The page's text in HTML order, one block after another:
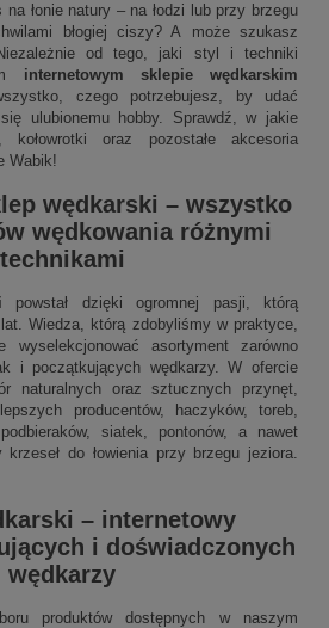
łonie natury – na łodzi lub przy brzegu
błogiej ciszy? A może szukasz
od tego, jaki styl i techniki
internetowym sklepie wędkarskim
czego potrzebujesz, by udać
ulubionemu hobby. Sprawdź, w jakie
kołowrotki oraz pozostałe akcesoria
Wabik!
wędkarski – wszystko
wędkowania różnymi
technikami
powstał dzięki ogromnej pasji, którą
Wiedza, którą zdobyliśmy w praktyce,
wyselekcjonować asortyment zarówno
i początkujących wędkarzy. W ofercie
naturalnych oraz sztucznych przynęt,
producentów, haczyków, toreb,
podbieraków, siatek, pontonów, a nawet
do łowienia przy brzegu jeziora.
– internetowy
i doświadczonych
wędkarzy
produktów dostępnych w naszym